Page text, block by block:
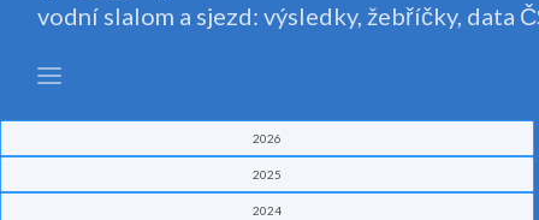
vodní slalom a sjezd: výsledky, žebříčky, data
2026
2025
2024